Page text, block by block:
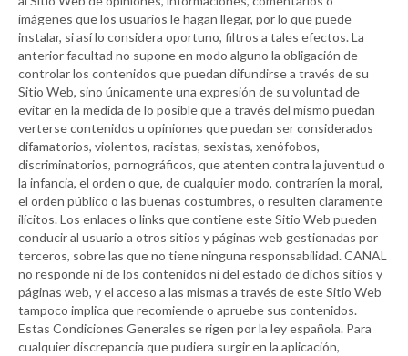
imágenes que los usuarios le hagan llegar, por lo que puede
instalar, si así lo considera oportuno, filtros a tales efectos. La
anterior facultad no supone en modo alguno la obligación de
controlar los contenidos que puedan difundirse a través de su
Sitio Web, sino únicamente una expresión de su voluntad de
evitar en la medida de lo posible que a través del mismo puedan
verterse contenidos u opiniones que puedan ser considerados
difamatorios, violentos, racistas, sexistas, xenófobos,
discriminatorios, pornográficos, que atenten contra la juventud o
la infancia, el orden o que, de cualquier modo, contraríen la moral,
el orden público o las buenas costumbres, o resulten claramente
ilícitos. Los enlaces o links que contiene este Sitio Web pueden
conducir al usuario a otros sitios y páginas web gestionadas por
terceros, sobre las que no tiene ninguna responsabilidad.CANAL
no responde ni de los contenidos ni del estado de dichos sitios y
páginas web, y el acceso a las mismas a través de este Sitio Web
tampoco implica que recomiende o apruebe sus contenidos.
Estas Condiciones Generales se rigen por la ley española. Para
cualquier discrepancia que pudiera surgir en la aplicación,